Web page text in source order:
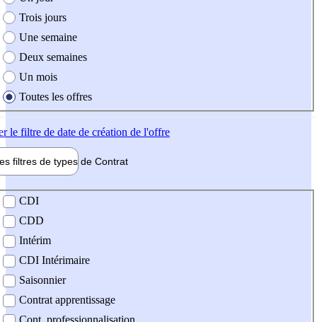
Trois jours
Une semaine
Deux semaines
Un mois
Toutes les offres
le filtre de date de création de l'offre
filtres de types de Contrat
contrat
CDI
CDD
Intérim
CDI Intérimaire
Saisonnier
Contrat apprentissage